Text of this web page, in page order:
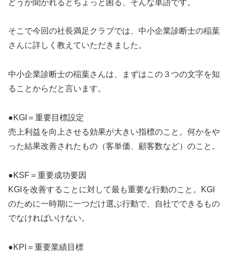
どうか聞かれるとちょっと困る、そんな単語です。
そこで今回の社長満足クラブでは、中小企業診断士の稲葉
さんに詳しく教えていただきました。
中小企業診断士の稲葉さんは、まずはこの３つの文字を知
ることからだと言います。
●KGI＝重要目標設定
売上利益を向上させる効果が大きい指標のこと。何かをや
った結果改善されたもの（客単価、顧客数など）のこと。
●KSF＝重要成功要因
KGIを改善することに対して最も重要な行動のこと。KGI
のために一時期に一つだけ選ぶ行動で、自社でできるもの
でなければいけない。
●KPI＝重要業績目標